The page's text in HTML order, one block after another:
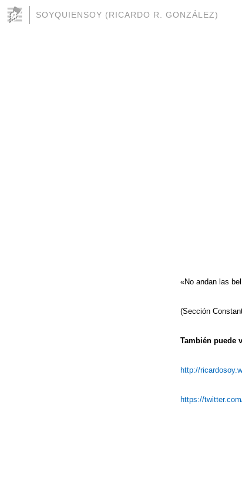
SOYQUIENSOY (RICARDO R. GONZÁLEZ)
«No andan las
(Sección
También puede
http://
https://